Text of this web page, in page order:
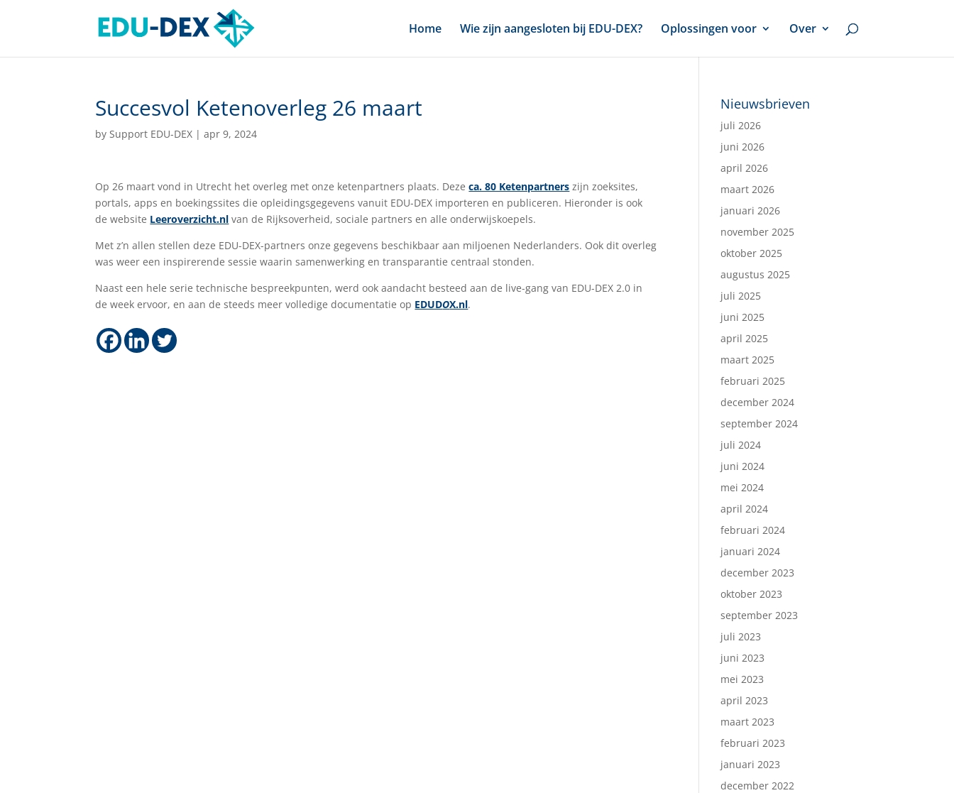
Home Wie zijn aangesloten bij EDU-DEX? Oplossingen voor Over
Succesvol Ketenoverleg 26 maart
bySupport EDU-DEX |apr 9, 2024
Op 26 maart vond in Utrecht het overleg met onze ketenpartners plaats. Dezeca. 80 Ketenpartners zijn zoeksites,
portals, apps en boekingssites die opleidingsgegevens vanuit EDU-DEX importeren en publiceren. Hieronder is ook
de website Leeroverzicht.nl van de Rijksoverheid, sociale partners en alle onderwijskoepels.
Met z’n allen stellen deze EDU-DEX-partners onze gegevens beschikbaar aan miljoenen Nederlanders. Ook dit overleg
was weer een inspirerende sessie waarin samenwerking en transparantie centraal stonden.
Naast een hele serie technische bespreekpunten, werd ook aandacht besteed aan de live-gang van EDU-DEX 2.0 in
de week ervoor, en aan de steeds meer volledige documentatie op EDUDOX.nl.
Nieuwsbrieven
juli 2026
juni 2026
april 2026
maart 2026
januari 2026
november 2025
oktober 2025
augustus 2025
juli 2025
juni 2025
april 2025
maart 2025
februari 2025
december 2024
september 2024
juli 2024
juni 2024
mei 2024
april 2024
februari 2024
januari 2024
december 2023
oktober 2023
september 2023
juli 2023
juni 2023
mei 2023
april 2023
maart 2023
februari 2023
januari 2023
december 2022